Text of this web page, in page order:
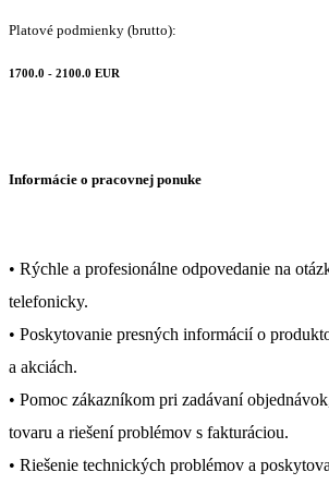
Platové podmienky (brutto):
1700.0 - 2100.0 EUR
Informácie o pracovnej ponuke
• Rýchle a profesionálne odpovedanie na
telefonicky.
• Poskytovanie presných informácií o
a akciách.
• Pomoc zákazníkom pri zadávaní
tovaru a riešení problémov s fakturáciou.
• Riešenie technických problémov a